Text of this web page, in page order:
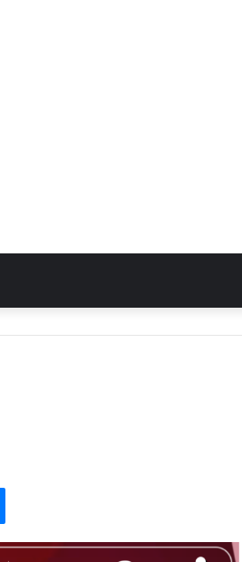
Messenger